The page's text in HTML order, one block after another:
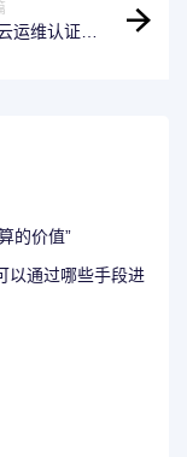
运维认证要
的价值”
以通过哪些手段进